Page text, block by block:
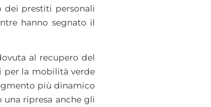
dei prestiti personali
hanno segnato il
al recupero del
per la mobilità verde
più dinamico
una ripresa anche gli